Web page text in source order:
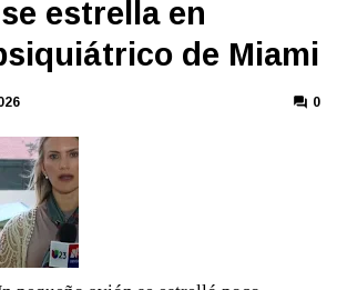
estrella en
de Miami
0